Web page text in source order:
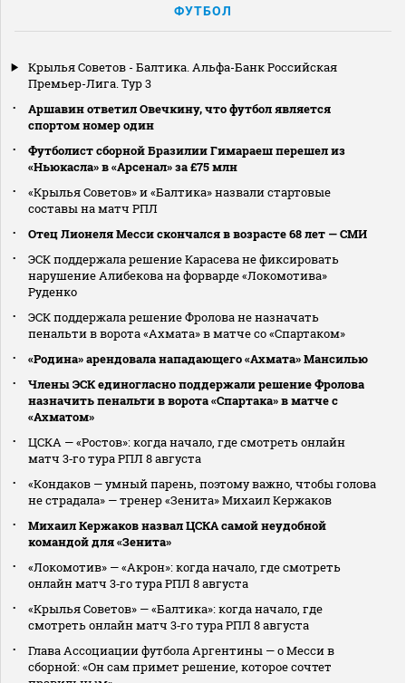
ФУТБОЛ
Крылья Советов - Балтика. Альфа-Банк Российская
Премьер-Лига. Тур 3
Аршавин ответил Овечкину, что футбол является
спортом номер один
Футболист сборной Бразилии Гимараеш перешел из
«Ньюкасла» в «Арсенал» за £75 млн
«Крылья Советов» и «Балтика» назвали стартовые
составы на матч РПЛ
Отец Лионеля Месси скончался в возрасте 68 лет — СМИ
ЭСК поддержала решение Карасева не фиксировать
нарушение Алибекова на форварде «Локомотива»
Руденко
ЭСК поддержала решение Фролова не назначать
пенальти в ворота «Ахмата» в матче со «Спартаком»
«Родина» арендовала нападающего «Ахмата» Мансилью
Члены ЭСК единогласно поддержали решение Фролова
назначить пенальти в ворота «Спартака» в матче с
«Ахматом»
ЦСКА — «Ростов»: когда начало, где смотреть онлайн
матч 3‑го тура РПЛ 8 августа
«Кондаков — умный парень, поэтому важно, чтобы голова
не страдала» — тренер «Зенита» Михаил Кержаков
Михаил Кержаков назвал ЦСКА самой неудобной
командой для «Зенита»
«Локомотив» — «Акрон»: когда начало, где смотреть
онлайн матч 3‑го тура РПЛ 8 августа
«Крылья Советов» — «Балтика»: когда начало, где
смотреть онлайн матч 3‑го тура РПЛ 8 августа
Глава Ассоциации футбола Аргентины — о Месси в
сборной: «Он сам примет решение, которое сочтет